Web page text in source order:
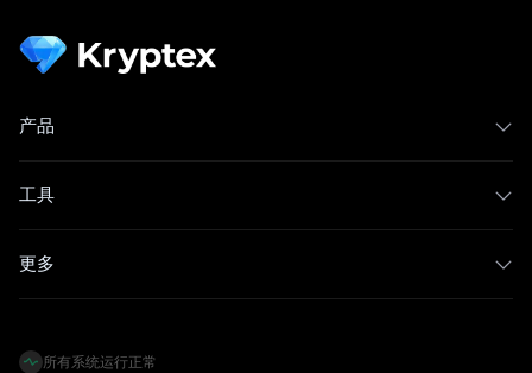
产品
工具
更多
所有系统运行正常